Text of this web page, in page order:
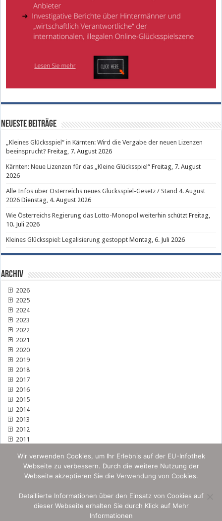
Neueste Beiträge
„Kleines Glücksspiel“ in Kärnten: Wird die Vergabe der neuen Lizenzen
beeinsprucht? Freitag, 7. August 2026
Kärnten: Neue Lizenzen für das „Kleine Glücksspiel“ Freitag, 7. August
2026
Alle Infos über Österreichs neues Glücksspiel-Gesetz / Stand 4. August
2026 Dienstag, 4. August 2026
Wie Österreichs Regierung das Lotto-Monopol weiterhin schützt Freitag,
10. Juli 2026
Kleines Glücksspiel: Legalisierung gestoppt Montag, 6. Juli 2026
Archiv
2026
2025
2024
2023
2022
2021
2020
2019
2018
2017
2016
2015
2014
2013
2012
2011
Wir verwenden Cookies, um Ihr Erlebnis auf der EU-Infothek
Webseite zu verbessern. Durch die weitere Nutzung der
Webseite akzeptieren Sie die Verwendung von Cookies.
Detaillierte Informationen über den Einsatz von Cookies auf
dieser Webseite erhalten Sie durch Klick auf Mehr
Informationen